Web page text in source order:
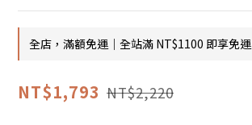
全店，滿額免運｜全站滿 NT$1100 即享免運
NT$1,793 NT$2,220